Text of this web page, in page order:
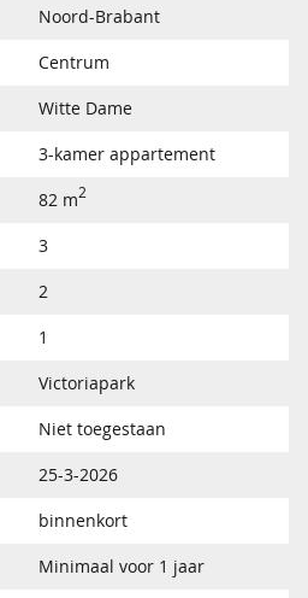
Noord-Brabant
Centrum
Witte Dame
3-kamer appartement
82 m2
3
2
1
Victoriapark
Niet toegestaan
25-3-2026
binnenkort
Minimaal voor 1 jaar